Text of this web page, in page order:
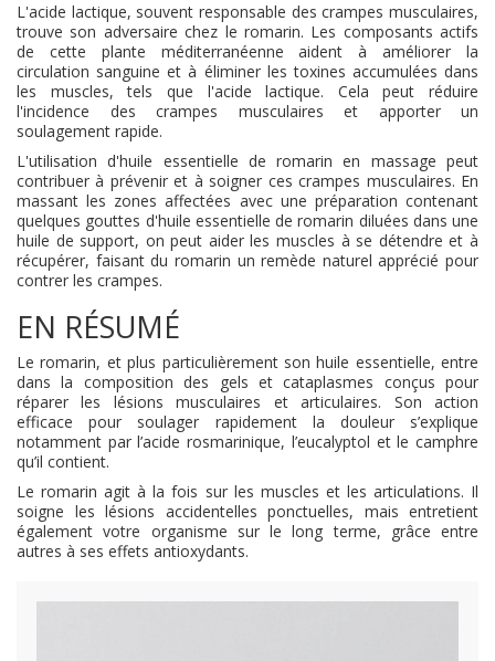
L'acide lactique, souvent responsable des crampes musculaires,
trouve son adversaire chez le romarin. Les composants actifs
de cette plante méditerranéenne aident à améliorer la
circulation sanguine et à éliminer les toxines accumulées dans
les muscles, tels que l'acide lactique. Cela peut réduire
l'incidence des crampes musculaires et apporter un
soulagement rapide.
L'utilisation d'huile essentielle de romarin en massage peut
contribuer à prévenir et à soigner ces crampes musculaires. En
massant les zones affectées avec une préparation contenant
quelques gouttes d'huile essentielle de romarin diluées dans une
huile de support, on peut aider les muscles à se détendre et à
récupérer, faisant du romarin un remède naturel apprécié pour
contrer les crampes.
EN RÉSUMÉ
Le romarin, et plus particulièrement son huile essentielle, entre
dans la composition des gels et cataplasmes conçus pour
réparer les lésions musculaires et articulaires. Son action
efficace pour soulager rapidement la douleur s’explique
notamment par l’acide rosmarinique, l’eucalyptol et le camphre
qu’il contient.
Le romarin agit à la fois sur les muscles et les articulations. Il
soigne les lésions accidentelles ponctuelles, mais entretient
également votre organisme sur le long terme, grâce entre
autres à ses effets antioxydants.